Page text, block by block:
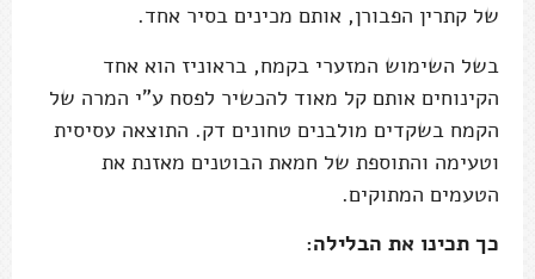
של קתרין הפבורן, אותם מכינים בסיר אחד.
בשל השימוש המזערי בקמח, בראוניז הוא אחד
הקינוחים אותם קל מאוד להכשיר לפסח ע"י המרה של
הקמח בשקדים מולבנים טחונים דק. התוצאה עסיסית
וטעימה והתוספת של חמאת הבוטנים מאזנת את
הטעמים המתוקים.
כך תכינו את הבלילה: